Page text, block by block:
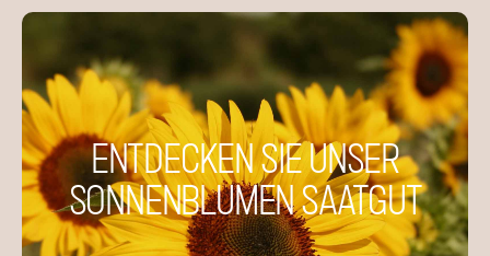
ENTDECKEN SIE UNSER
SONNENBLUMEN SAATGUT